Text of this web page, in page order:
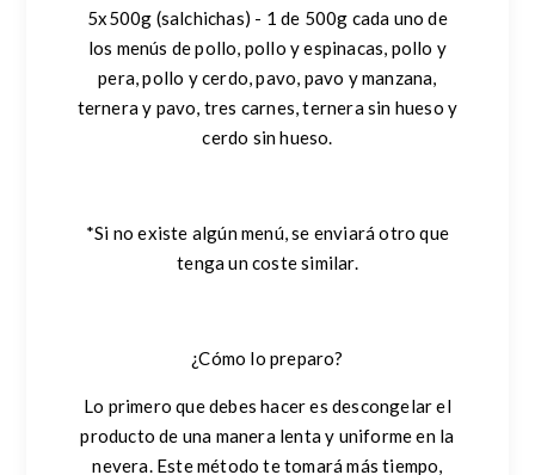
5x500g (salchichas) - 1 de 500g cada uno de
los menús de pollo, pollo y espinacas, pollo y
pera, pollo y cerdo, pavo, pavo y manzana,
ternera y pavo, tres carnes, ternera sin hueso y
cerdo sin hueso.
*Si no existe algún menú, se enviará otro que
tenga un coste similar.
¿Cómo lo preparo?
Lo primero que debes hacer es descongelar el
producto de una manera lenta y uniforme en la
nevera. Este método te tomará más tiempo,